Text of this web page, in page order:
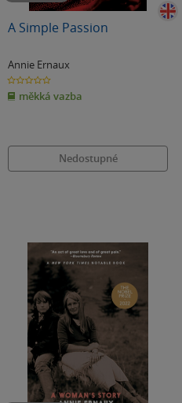
A Simple Passion
Annie Ernaux
0.0
z
5
hvězdiček
měkká vazba
Nedostupné